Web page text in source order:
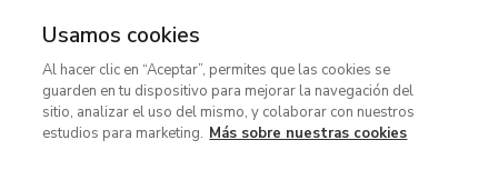
Ruta
de
navegación
Colección Colección Carmen Thyssen
Selección de obras de la Colección
Carmen Thyssen
Usamos cookies
Al hacer clic en “Aceptar”, permites que las cookies se
guarden en tu dispositivo para mejorar la navegación del
sitio, analizar el uso del mismo, y colaborar con nuestros
estudios para marketing. Más sobre nuestras cookies